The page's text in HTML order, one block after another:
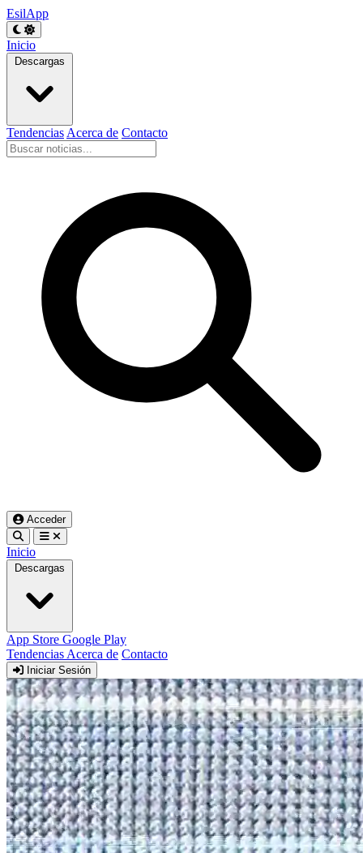
EsilApp
Inicio
Descargas
Tendencias Acerca de Contacto
Acceder
Inicio
Descargas
App Store Google Play
Tendencias Acerca de Contacto
Iniciar Sesión